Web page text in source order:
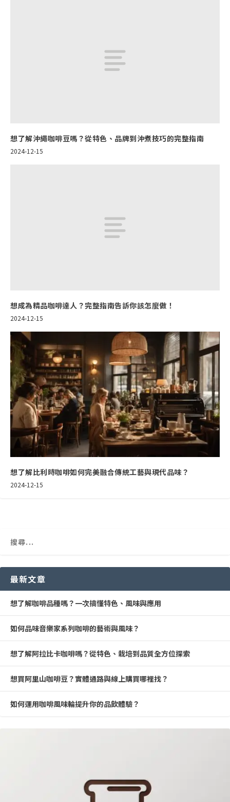
想了解沖繩咖啡豆嗎？從特色、品牌到沖煮技巧的完整指南
2024-12-15
想成為精品咖啡達人？完整指南告訴你該怎麼做！
2024-12-15
想了解比利時咖啡如何完美融合傳統工藝與現代品味？
2024-12-15
最新文章
想了解咖啡品種嗎？一次搞懂特色、風味與應用
如何品味音樂家系列咖啡的藝術與風味？
想了解阿拉比卡咖啡嗎？從特色、栽培到品質全方位探索
想買阿里山咖啡豆？實體通路與線上購買哪裡找？
如何運用咖啡風味輪提升你的品飲體驗？